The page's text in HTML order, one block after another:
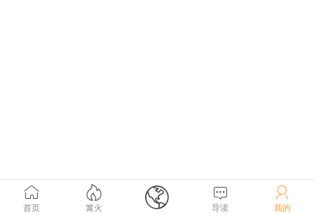

首页

篝火  
导读

我的